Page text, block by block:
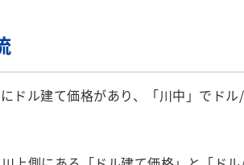
ル建て価格があり、「川中」でド